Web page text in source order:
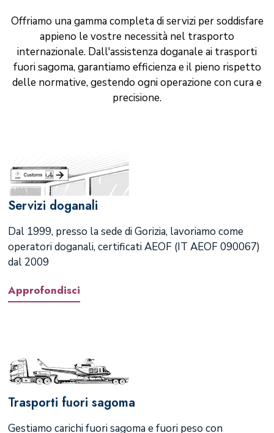
Offriamo una gamma completa di servizi per soddisfare
appieno le vostre necessità nel trasporto
internazionale. Dall'assistenza doganale ai trasporti
fuori sagoma, garantiamo efficienza e il pieno rispetto
delle normative, gestendo ogni operazione con cura e
precisione.
Servizi doganali
Dal 1999, presso la sede di Gorizia, lavoriamo come
operatori doganali, certificati AEOF (IT AEOF 090067)
dal 2009
Approfondisci
Trasporti fuori sagoma
Gestiamo carichi fuori sagoma e fuori peso con